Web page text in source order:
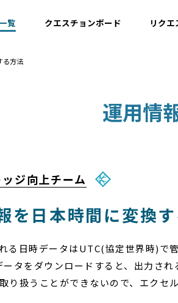
覧
開発情報・ナレッジ
クエスチョンボード リク
る方法
運用情
ジ向上チーム
を日本時間に変換
日時データはUTC(協定世界時)で管
タをダウンロードすると、出力さ
り扱うことができないので、エクセ